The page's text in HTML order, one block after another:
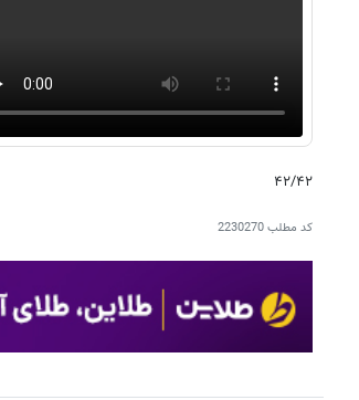
۴۲/۴۲
کد مطلب2230270